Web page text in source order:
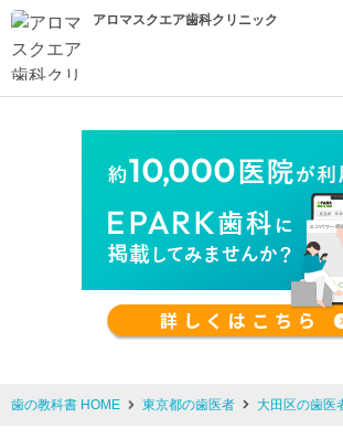
アロマスクエア歯科クリニック
歯の教科書 HOME 東京都の歯医者 大田区の歯医